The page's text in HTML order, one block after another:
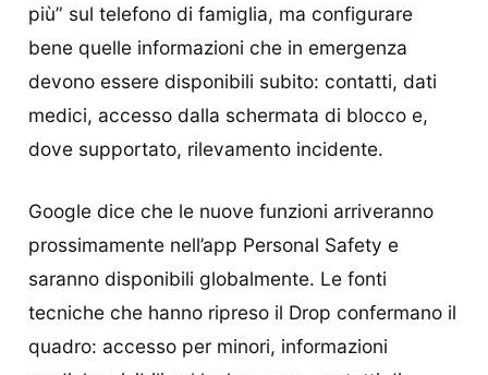
più” sul telefono di famiglia, ma configurare
bene quelle informazioni che in emergenza
devono essere disponibili subito: contatti, dati
medici, accesso dalla schermata di blocco e,
dove supportato, rilevamento incidente.
Google dice che le nuove funzioni arriveranno
prossimamente nell’app Personal Safety e
saranno disponibili globalmente. Le fonti
tecniche che hanno ripreso il Drop confermano il
quadro: accesso per minori, informazioni